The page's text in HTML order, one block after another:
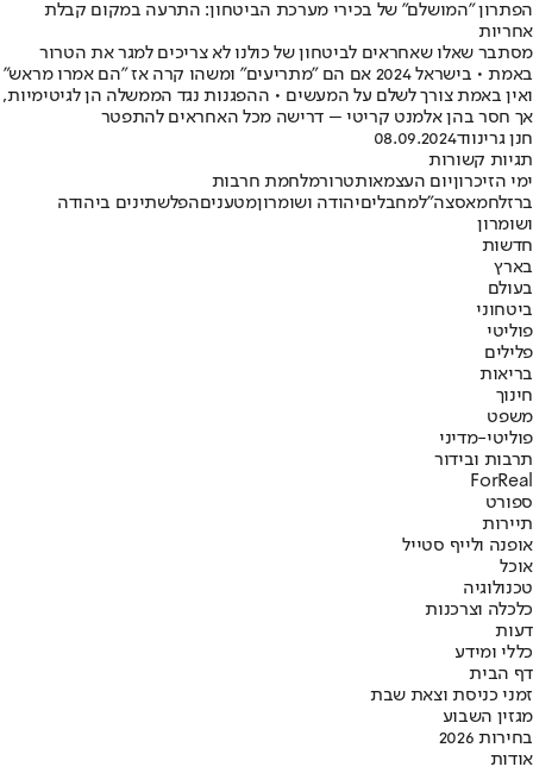
הפתרון "המושלם" של בכירי מערכת הביטחון: התרעה במקום קבלת
אחריות
מסתבר שאלו שאחראים לביטחון של כולנו לא צריכים למגר את הטרור
באמת • בישראל 2024 אם הם "מתריעים" ומשהו קרה אז "הם אמרו מראש"
ואין באמת צורך לשלם על המעשים • ההפגנות נגד הממשלה הן לגיטימיות,
אך חסר בהן אלמנט קריטי – דרישה מכל האחראים להתפטר
חנן גרינווד08.09.2024
תגיות קשורות
ימי הזיכרוןיום העצמאותטרורמלחמת חרבות
ברזלחמאסצה"למחבליםיהודה ושומרוןמטעניםהפלשתינים ביהודה
ושומרון
חדשות
בארץ
בעולם
ביטחוני
פוליטי
פלילים
בריאות
חינוך
משפט
פוליטי-מדיני
תרבות ובידור
ForReal
ספורט
תיירות
אופנה ולייף סטייל
אוכל
טכנולוגיה
כלכלה וצרכנות
דעות
כללי ומידע
דף הבית
זמני כניסת וצאת שבת
מגזין השבוע
בחירות 2026
אודות